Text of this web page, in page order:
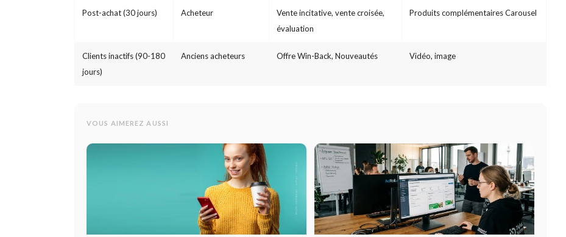
Post-achat (30 jours) Acheteur
Vente incitative, vente croisée,
évaluation
Produits complémentaires Carousel
Clients inactifs (90-180
jours)
Anciens acheteurs Offre Win-Back, Nouveautés Vidéo, image
VOUS AIMEREZ AUSSI